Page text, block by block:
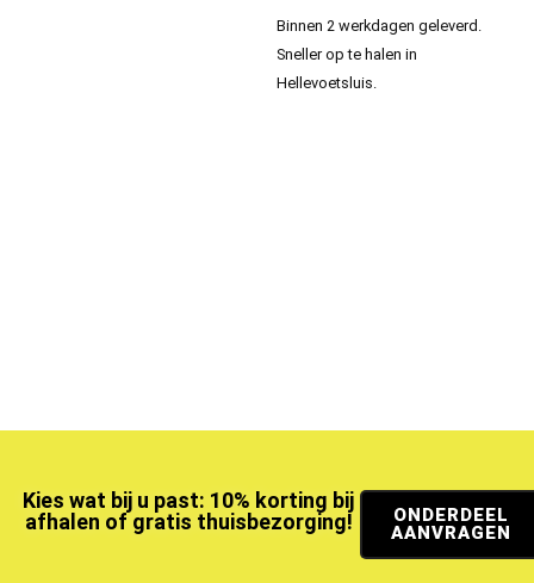
Binnen 2 werkdagen geleverd.
Sneller op te halen in
Hellevoetsluis.
Kies wat bij u past: 10% korting bij
afhalen of gratis thuisbezorging!
ONDERDEEL
AANVRAGEN